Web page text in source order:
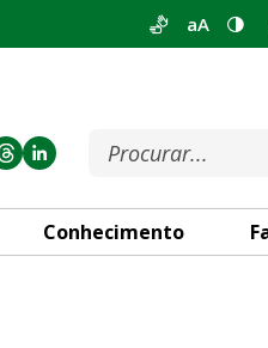
aA
Conhecimento